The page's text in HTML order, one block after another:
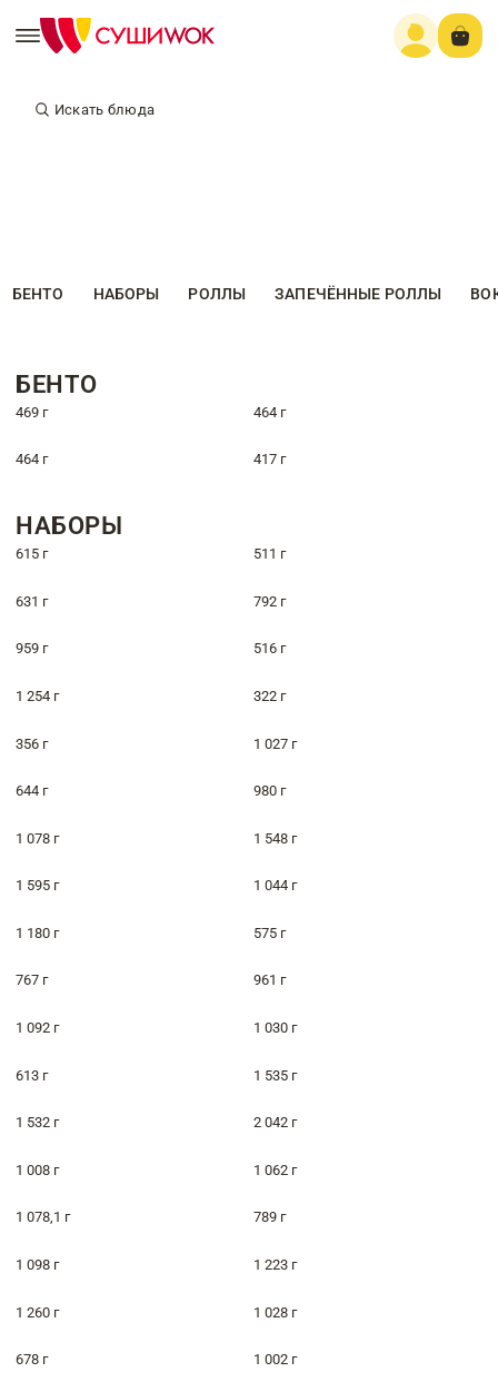
Искать блюда
БЕНТО НАБОРЫ РОЛЛЫ ЗАПЕЧЁННЫЕ РОЛЛЫ
БЕНТО
469 г 464 г
464 г 417 г
НАБОРЫ
615 г 511 г
631 г 792 г
959 г 516 г
1 254 г 322 г
356 г 1 027 г
644 г 980 г
1 078 г 1 548 г
1 595 г 1 044 г
1 180 г 575 г
767 г 961 г
1 092 г 1 030 г
613 г 1 535 г
1 532 г 2 042 г
1 008 г 1 062 г
1 078,1 г 789 г
1 098 г 1 223 г
1 260 г 1 028 г
678 г 1 002 г